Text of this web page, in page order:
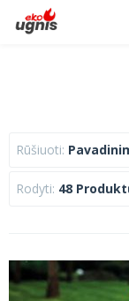
Rūšiuoti:
Rodyti: 48